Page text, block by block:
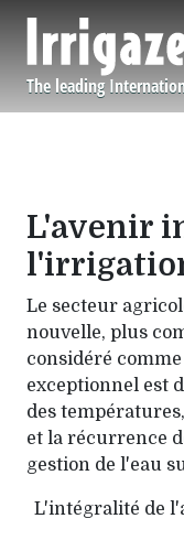
The leading
Navigation
L'avenir
Le secteur
nouvelle, plus
considéré
exceptionnel est
des
et la récurrence
gestion de l'eau
L'intégralité de